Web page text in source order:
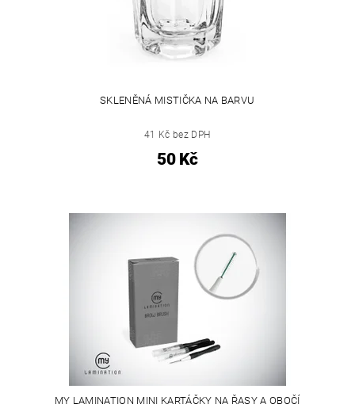
SKLENĚNÁ MISTIČKA NA BARVU
41 Kč bez DPH
50 Kč
MY LAMINATION MINI KARTÁČKY NA ŘASY A OBOČÍ